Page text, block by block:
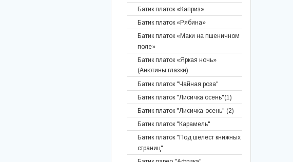
Батик шарф «Ирисы в розовой
дымке»
Батик палантин «Пестрые
Батик шарф «Акварель»
Батик шарф «Клематисы»
Батик шарф «Феникс»
Батик шарф «Бордо»
Батик шарф «Желтые ирисы»
Батик шарф "Ветка сакуры"
Батик шарф "Лепестки сакуры"
Батик шарф «Очарование»
Батик платок «Каприз»
Батик платок «Рябина»
Батик платок «Маки на пшеничном
поле»
Батик платок «Яркая ночь»
(Анютины глазки)
Батик платок "Чайная роза"
Батик платок "Лисичка осень"(1)
Батик платок "Лисичка-осень" (2)
Батик платок "Карамель"
Батик платок "Под шелест книжных
страниц"